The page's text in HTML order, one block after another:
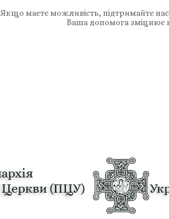
Якщо маєте можливість, підтримайте
Ваша допомога зміцнює